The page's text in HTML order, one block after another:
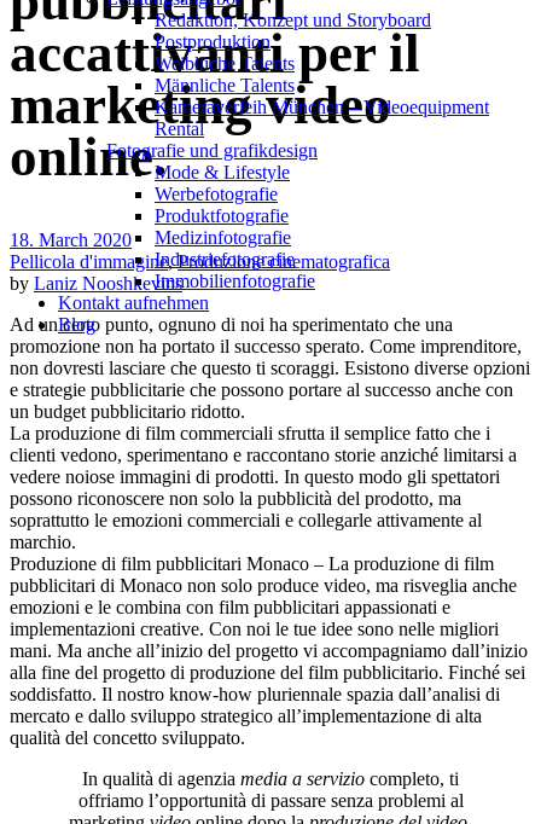
Redak­ti­on, Kon­zept und Storyboard
Post­pro­duk­ti­on
Weiblliche Talents
Männliche Talents
Kameraverleih München – Videoequipment
Rental
Fotografie und grafikdesign
Mode & Lifestyle
Werbefotografie
Produktfotografie
Medizinfotografie
Industriefotografie
Immobilienfotografie
Kontakt aufnehmen
Blog
accattivanti per il
marketing video
online.
18. March 2020
Pellicola d'immagine,Produzione cinematografica
by Laniz Nooshkevins
Ad un certo punto, ognuno di noi ha sperimentato che una
promozione non ha portato il successo sperato. Come imprenditore,
non dovresti lasciare che questo ti scoraggi. Esistono diverse opzioni
e strategie pubblicitarie che possono portare al successo anche con
un budget pubblicitario ridotto.
La produzione di film commerciali sfrutta il semplice fatto che i
clienti vedono, sperimentano e raccontano storie anziché limitarsi a
vedere noiose immagini di prodotti. In questo modo gli spettatori
possono riconoscere non solo la pubblicità del prodotto, ma
soprattutto le emozioni commerciali e collegarle attivamente al
marchio.
Produzione di film pubblicitari Monaco – La produzione di film
pubblicitari di Monaco non solo produce video, ma risveglia anche
emozioni e le combina con film pubblicitari appassionati e
implementazioni creative. Con noi le tue idee sono nelle migliori
mani. Ma anche all’inizio del progetto vi accompagniamo dall’inizio
alla fine del progetto di produzione del film pubblicitario. Finché sei
soddisfatto. Il nostro know-how pluriennale spazia dall’analisi di
mercato e dallo sviluppo strategico all’implementazione di alta
qualità del concetto sviluppato.
In qualità di agenzia media a servizio completo, ti
offriamo l’opportunità di passare senza problemi al